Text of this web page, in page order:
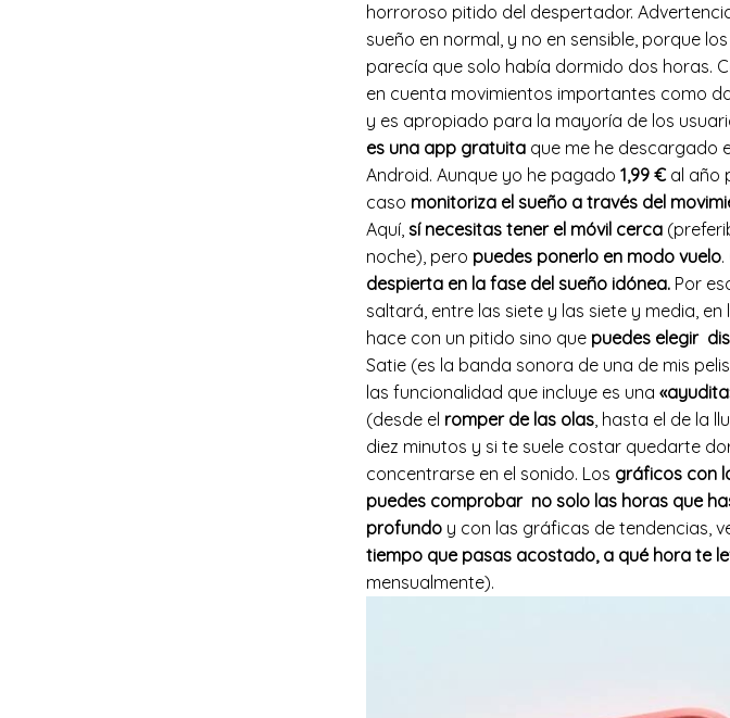
horroroso pitido del despertador.
sueño en normal, y no en sensible, porque
parecía que solo había dormido dos horas.
en cuenta movimientos importantes como
y es apropiado para la mayoría de los
es una app gratuita que me he descargado
Android. Aunque yo he pagado 1,99 € al año
caso monitoriza el sueño a través del
Aquí, sí necesitas tener el móvil cerca
noche), pero puedes ponerlo en modo vuelo
despierta en la fase del sueño idónea. Por
saltará, entre las siete y las siete y media,
hace con un pitido sino que puedes elegir
Satie (es la banda sonora de una de mis
las funcionalidad que incluye es una
(desde el romper de las olas, hasta el de la
diez minutos y si te suele costar quedarte
concentrarse en el sonido. Los gráficos con
puedes comprobar no solo las horas que
profundo y con las gráficas de tendencias,
tiempo que pasas acostado, a qué hora te
mensualmente).